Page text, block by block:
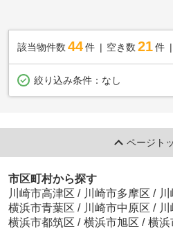
該当物件数 44件 空き数 21 件
絞り込み条件： なし
ページト
市区町村から探す
川崎市高津区 / 川崎市多摩区 /
横浜市青葉区 / 川崎市中原区 /
横浜市都筑区 / 横浜市旭区 / 横浜